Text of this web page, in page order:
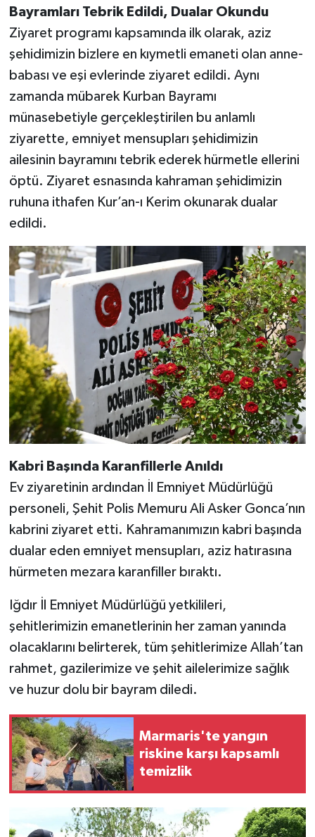
Bayramları Tebrik Edildi, Dualar Okundu
Ziyaret programı kapsamında ilk olarak, aziz
şehidimizin bizlere en kıymetli emaneti olan anne-
babası ve eşi evlerinde ziyaret edildi. Aynı
zamanda mübarek Kurban Bayramı
münasebetiyle gerçekleştirilen bu anlamlı
ziyarette, emniyet mensupları şehidimizin
ailesinin bayramını tebrik ederek hürmetle ellerini
öptü. Ziyaret esnasında kahraman şehidimizin
ruhuna ithafen Kur’an-ı Kerim okunarak dualar
edildi.
Kabri Başında Karanfillerle Anıldı
Ev ziyaretinin ardından İl Emniyet Müdürlüğü
personeli, Şehit Polis Memuru Ali Asker Gonca’nın
kabrini ziyaret etti. Kahramanımızın kabri başında
dualar eden emniyet mensupları, aziz hatırasına
hürmeten mezara karanfiller bıraktı.
Iğdır İl Emniyet Müdürlüğü yetkilileri,
şehitlerimizin emanetlerinin her zaman yanında
olacaklarını belirterek, tüm şehitlerimize Allah’tan
rahmet, gazilerimize ve şehit ailelerimize sağlık
ve huzur dolu bir bayram diledi.
Marmaris'te yangın
riskine karşı kapsamlı
temizlik